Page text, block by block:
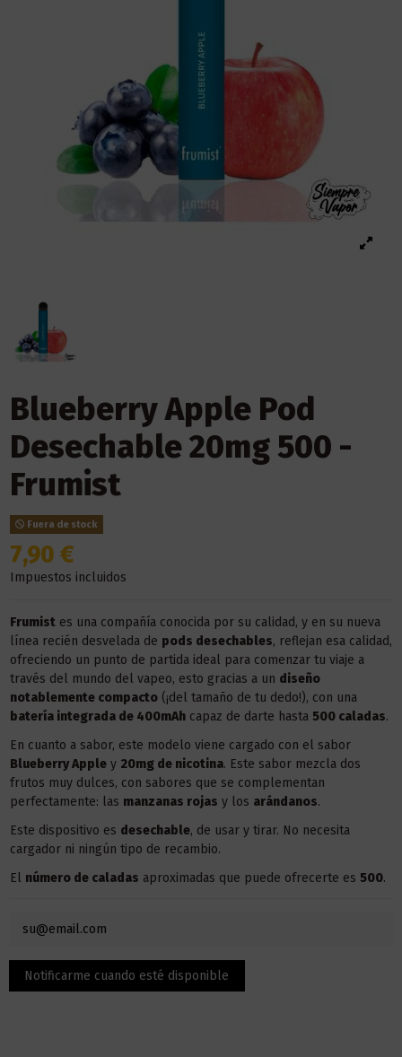
Blueberry Apple Pod
Desechable 20mg 500 -
Frumist
Fuera de stock
7,90 €
Impuestos incluidos
Frumistes una compañía conocida por su calidad, y en su nueva
línea recién desvelada de pods desechables, reflejan esa calidad,
ofreciendo un punto de partida ideal para comenzar tu viaje a
través del mundo del vapeo, esto gracias a un diseño
notablemente compacto(¡del tamaño de tu dedo!), con una
batería integrada de 400mAhcapaz de darte hasta 500 caladas.
En cuanto a sabor, este modelo viene cargado con el sabor
Blueberry Appley 20mg de nicotina. Este sabor mezcla dos
frutos muy dulces, con sabores que se complementan
perfectamente: las manzanas rojas y los arándanos.
Este dispositivo es desechable, de usar y tirar. No necesita
cargador ni ningún tipo de recambio.
El número de caladas aproximadas que puede ofrecerte es 500.